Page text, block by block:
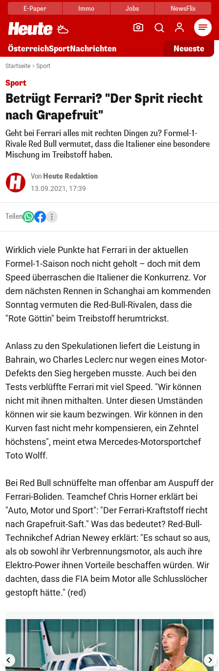
E-Paper Immo Jobs NewsFlix
ÖsterreichSportNachrichten Neueste
Startseite Sport
Sport
Betrügt Ferrari? "Der Sprit riecht
nach Grapefruit"
Geht bei Ferrari alles mit rechten Dingen zu? Formel-1-
Rivale Red Bull vermutet, dass die Italiener eine besondere
Mischung im Treibstoff haben.
Von Heute Redaktion
13.09.2021, 17:39
Teilen
Wirklich viele Punkte hat Ferrari in der aktuellen
Formel-1-Saison noch nicht geholt – doch mit dem
Speed überraschen die Italiener die Konkurrenz. Vor
dem nächsten Rennen in Schanghai am kommenden
Sonntag vermuten die Red-Bull-Rivalen, dass die
"Rote Göttin" beim Treibstoff herumtrickst.
Anlass zu den Spekulationen liefert die Leistung in
Bahrain, wo Charles Leclerc nur wegen eines Motor-
Defekts den Sieg hergeben musste. Auch bei den
Tests verblüffte Ferrari mit viel Speed. "Wir können
nicht mit ihnen mithalten. Unter diesen Umständen
können wir sie kaum bezwingen. Wir können in den
Kurven fast nicht mehr kompensieren, ein Zehntel
höchstens", meint etwa Mercedes-Motorsportchef
Toto Wolff.
Bei Red Bull schnüffelte man offenbar am Auspuff der
Ferrari-Boliden. Teamchef Chris Horner erklärt bei
"Auto, Motor und Sport": "Der Ferrari-Kraftstoff riecht
nach Grapefruit-Saft." Was das bedeutet? Red-Bull-
Technikchef Adrian Newey erklärt: "Es schaut so aus,
als ob sowohl ihr Verbrennungsmotor, als auch ihre
Elektro-Power ihnen Vorteile beschaffen würden. Wir
dachten, dass die FIA beim Motor alle Schlusslöcher
gestopft hätte." (red)
1/12